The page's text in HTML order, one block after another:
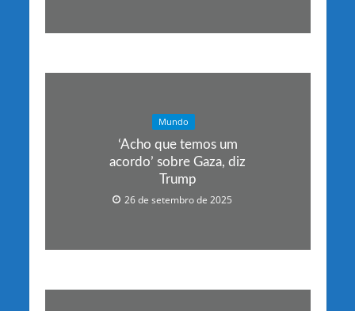
Mundo
‘Acho que temos um
acordo’ sobre Gaza, diz
Trump
26 de setembro de 2025